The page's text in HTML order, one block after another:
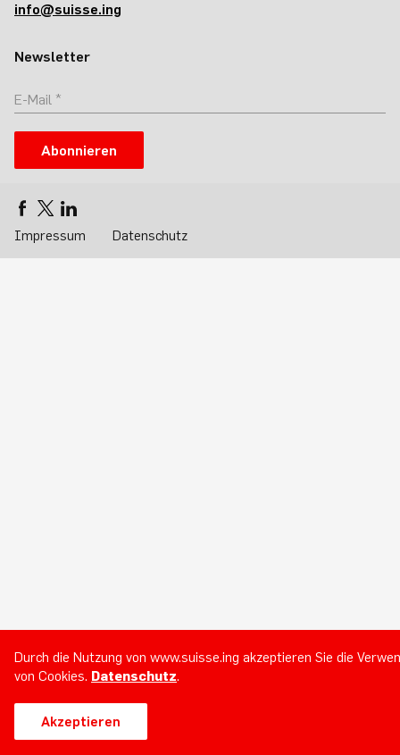
info@suisse.ing
Newsletter
Abonnieren
Impressum Datenschutz
Durch die Nutzung von www.suisse.ing akzeptieren Sie die
von Cookies. Datenschutz.
Akzeptieren